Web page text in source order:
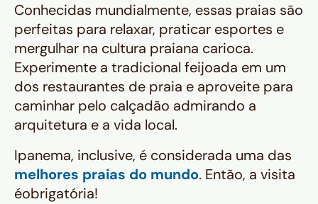
Conhecidas mundialmente, essas praias são
perfeitas para relaxar, praticar esportes e
mergulhar na cultura praiana carioca.
Experimente a tradicional feijoada em um
dos restaurantes de praia e aproveite para
caminhar pelo calçadão admirando a
arquitetura e a vida local.
Ipanema, inclusive, é considerada uma das
melhores praias do mundo. Então, a visita
éobrigatória!